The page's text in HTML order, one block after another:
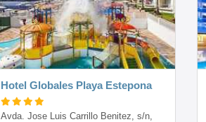
Hotel Globales Playa Estepona
Avda. Jose Luis Carrillo Benitez, s/n,